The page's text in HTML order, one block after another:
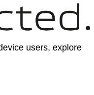
users, explore